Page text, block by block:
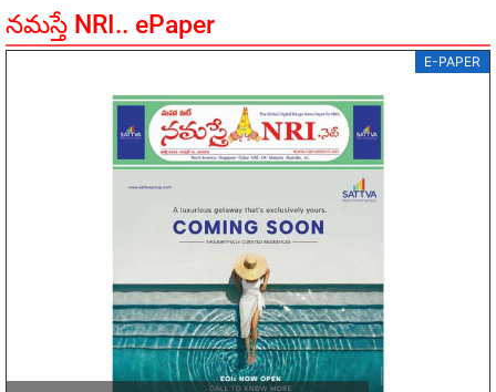
నమస్తే NRI.. ePaper
E-PAPER